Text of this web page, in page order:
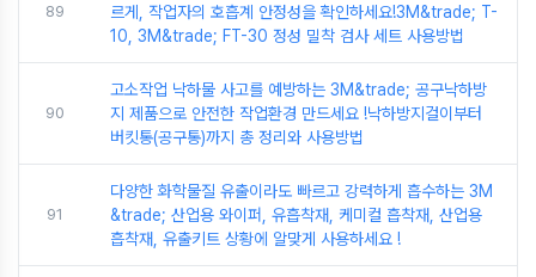
89
르게, 작업자의 호흡계 안정성을 확인하세요!3M&trade; T-
10, 3M&trade; FT-30 정성 밀착 검사 세트 사용방법
90
고소작업 낙하물 사고를 예방하는 3M&trade; 공구낙하방
지 제품으로 안전한 작업환경 만드세요 !낙하방지걸이부터
버킷통(공구통)까지 총 정리와 사용방법
91
다양한 화학물질 유출이라도 빠르고 강력하게 흡수하는 3M
&trade; 산업용 와이퍼, 유흡착재, 케미컬 흡착재, 산업용
흡착재, 유출키트 상황에 알맞게 사용하세요 !